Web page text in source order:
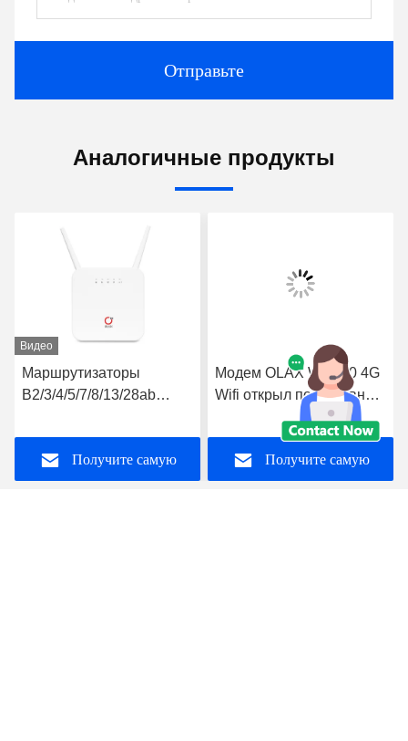
Отправьте
Аналогичные продукты
Видео
Маршрутизаторы
B2/3/4/5/7/8/13/28ab
маршрутизаторов
4000mah OLAX AX6 PRO
беспроводные Wifi
Получите самую
Модем OLAX WD680 4G
Wifi открыл портативный
маршрутизатор мини 4g
Lte Cat4 150m
Получите самую